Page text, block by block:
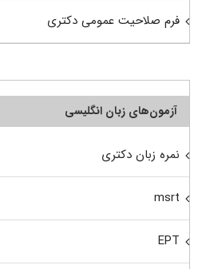
فرم صلاحیت عمومی دکتری
آزمون‌های زبان انگلیسی
نمره زبان دکتری
msrt
EPT